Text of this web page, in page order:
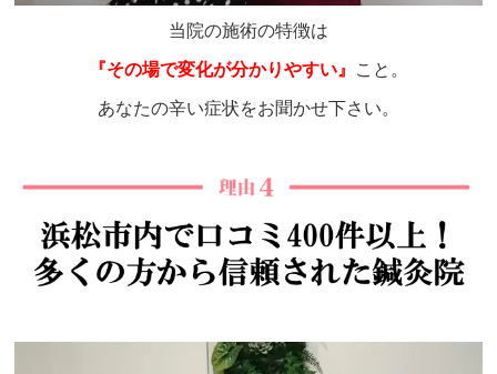
当院の施術の特徴は
『その場で変化が分かりやすい』 こと。
あなたの辛い症状をお聞かせ下さい。